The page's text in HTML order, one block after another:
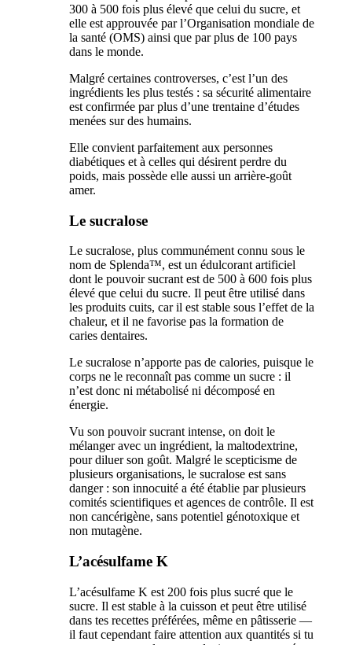
300 à 500 fois plus élevé que celui du sucre, et
elle est approuvée par l’Organisation mondiale de
la santé (OMS) ainsi que par plus de 100 pays
dans le monde.
Malgré certaines controverses, c’est l’un des
ingrédients les plus testés : sa sécurité alimentaire
est confirmée par plus d’une trentaine d’études
menées sur des humains.
Elle convient parfaitement aux personnes
diabétiques et à celles qui désirent perdre du
poids, mais possède elle aussi un arrière-goût
amer.
Le sucralose
Le sucralose, plus communément connu sous le
nom de Splenda™, est un édulcorant artificiel
dont le pouvoir sucrant est de 500 à 600 fois plus
élevé que celui du sucre. Il peut être utilisé dans
les produits cuits, car il est stable sous l’effet de la
chaleur, et il ne favorise pas la formation de
caries dentaires.
Le sucralose n’apporte pas de calories, puisque le
corps ne le reconnaît pas comme un sucre : il
n’est donc ni métabolisé ni décomposé en
énergie.
Vu son pouvoir sucrant intense, on doit le
mélanger avec un ingrédient, la maltodextrine,
pour diluer son goût. Malgré le scepticisme de
plusieurs organisations, le sucralose est sans
danger : son innocuité a été établie par plusieurs
comités scientifiques et agences de contrôle. Il est
non cancérigène, sans potentiel génotoxique et
non mutagène.
L’acésulfame K
L’acésulfame K est 200 fois plus sucré que le
sucre. Il est stable à la cuisson et peut être utilisé
dans tes recettes préférées, même en pâtisserie —
il faut cependant faire attention aux quantités si tu